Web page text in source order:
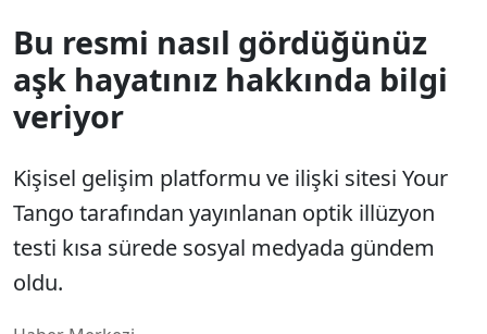
Bu resmi nasıl gördüğünüz
aşk hayatınız hakkında bilgi
veriyor
Kişisel gelişim platformu ve ilişki sitesi Your
Tango tarafından yayınlanan optik illüzyon
testi kısa sürede sosyal medyada gündem
oldu.